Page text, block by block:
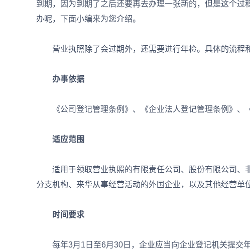
到期，因为到期了之后还要再去办理一张新的，但是这个
办呢，下面小编来为您介绍。
营业执照除了会过期外，还需要进行年检。具体的流程和
办事依据
《公司登记管理条例》、《企业法人登记管理条例》、《
适应范围
适用于领取营业执照的有限责任公司、股份有限公司、
分支机构、来华从事经营活动的外国企业，以及其他经营单
时间要求
每年3月1日至6月30日，企业应当向企业登记机关提交